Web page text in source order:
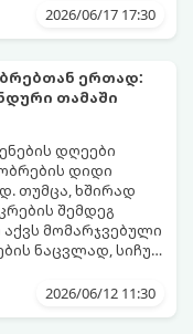
მათთვის
დღეებშიც
ასაკისა და
მოიძებნება
2026/06/17 17:30
ერთად:
თამაში
დღეები
დიდი
თუმცა, ხშირად
შემდეგ
მომარჯვებული
ნაცვლად, სიჩუმე
ცოცხალი
მეგობრებს
2026/06/12 11:30